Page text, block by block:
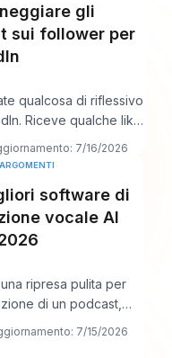
gli
sui follower per
qualcosa di riflessivo
Riceve qualche like,
commento da un
7/16/2026
software di
vocale AI
ripresa pulita per
di un podcast,
un cambio di nome
7/15/2026